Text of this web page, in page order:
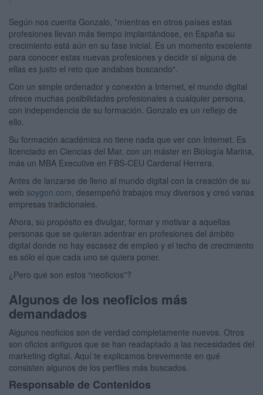
Según nos cuenta Gonzalo, ”mientras en otros países estas
profesiones llevan más tiempo implantándose, en España su
crecimiento está aún en su fase inicial. Es un momento excelente
para conocer estas nuevas profesiones y decidir si alguna de
ellas es justo el reto que andabas buscando“.
Con un simple ordenador y conexión a Internet, el mundo digital
ofrece muchas posibilidades profesionales a cualquier persona,
con independencia de su formación. Gonzalo es un reflejo de
ello.
Su formación académica no tiene nada que ver con Internet. Es
licenciado en Ciencias del Mar, con un máster en Biología Marina,
más un MBA Executive en FBS-CEU Cardenal Herrera.
Antes de lanzarse de lleno al mundo digital con la creación de su
web soygon.com , desempeñó trabajos muy diversos y creó varias
empresas tradicionales.
Ahora, su propósito es divulgar, formar y motivar a aquellas
personas que se quieran adentrar en profesiones del ámbito
digital donde no hay escasez de empleo y el techo de crecimiento
es sólo el que cada uno se quiera poner.
¿Pero qué son estos “neoficios”?
Algunos de los neoficios más
demandados
Algunos neoficios son de verdad completamente nuevos. Otros
son oficios antiguos que se han readaptado a las necesidades del
marketing digital. Aquí te explicamos brevemente en qué
consisten algunos de los perfiles más buscados.
Responsable de Contenidos